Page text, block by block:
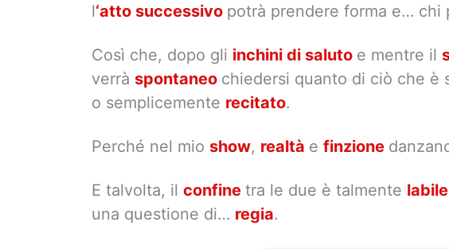
l‘atto successivo potrà prendere forma e… chi
Così che, dopo gli inchini di saluto e mentre il
verrà spontaneo chiedersi quanto di ciò che è
o semplicemente recitato.
Perché nel mio show, realtà e finzione
E talvolta, il confine tra le due è talmente
una questione di… regia.